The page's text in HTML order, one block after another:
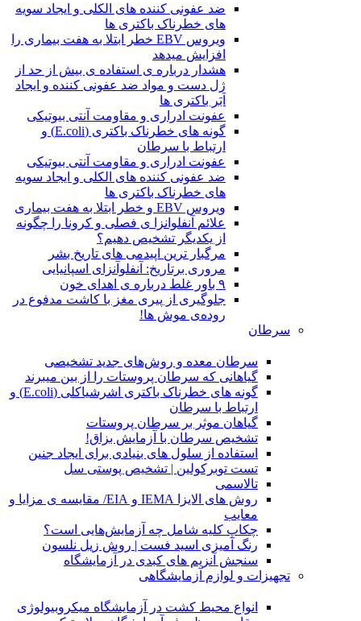
ضد عفونی کننده های الکلی و ایجاد سویه
های خطرناک باکتری ها
ویروس EBV خطر ابتلا به هفت بیماری را
افزایش میدهد
هشدار درباره ی استفاده ی بیش از حد از
ژل دست و مواد ضد عفونی کننده و ایجاد
اَبَر باکتری ها
عفونت ادراری و مقاومت آنتی بیوتیکی
گونه های خطرناک باکتری (E.coli) و
ارتباط با سرطان
عفونت ادراری و مقاومت آنتی بیوتیکی
ضد عفونی کننده های الکلی و ایجاد سویه
های خطرناک باکتری ها
ویروس EBV و خطر ابتلا به هفت بیماری
علائم آنفلوانزا ی فصلی و کرونا را چگونه
از یکدیگر تشخیص دهیم؟
مرگبار ترین اپیدمی های تاریخ بشر
مروری برتاریخ: آنفلوآنزای اسپانیایی
۹ باور غلط درباره ی اهدای خون
جلوگیری از پیری مغز با کاشت مدفوع در
روده‌ی موش ها!
سرطان
سرطان معده و روش‌های جدید تشخیصی
گیاهانی که سرطان پروستات را از بین میبرند
گونه های خطرناک باکتری اشرشیاکلی (E.coli) و
ارتباط با سرطان
گیاهان موثر بر سرطان پروستات
تشخیص سرطان با آزمایش بزاق!
استفاده از سلول های بنیادی برای ایجاد جنین
تست توبرکولین | تشخیص پوستی سل
تالاسمی
روش های الایزا IEMA و EIA/ مقایسه ی مزایا و
معایب
چکاپ کلیه شامل چه آزمایش‌هایی است؟
رنگ آمیزی اسید فست | روش زیل نلسون
سنجش آنزیم های کبدی در آزمایشگاه
تجهیزات و لوازم آزمایشگاهی
انواع محیط کشت در آزمایشگاه میکروبیولوژی